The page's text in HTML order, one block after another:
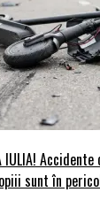
IULIA!
sunt în